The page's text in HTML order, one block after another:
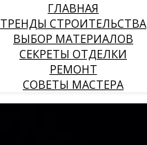
ГЛАВНАЯ
ТРЕНДЫ СТРОИТЕЛЬСТВА
ВЫБОР МАТЕРИАЛОВ
СЕКРЕТЫ ОТДЕЛКИ
РЕМОНТ
СОВЕТЫ МАСТЕРА